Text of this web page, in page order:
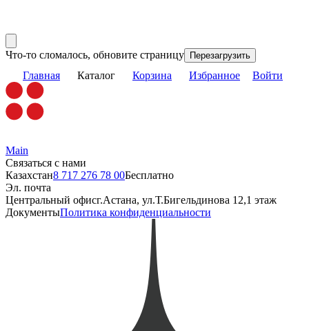
Что-то сломалось, обновите страницу Перезагрузить
Главная Каталог Корзина Избранное Войти
Main
Связаться с нами
Казахстан8 717 276 78 00Бесплатно
Эл. почта
Центральный офисг.Астана, ул.Т.Бигельдинова 12,1 этаж
ДокументыПолитика конфиденциальности